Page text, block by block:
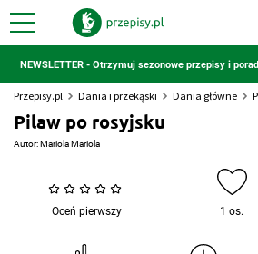
NEWSLETTER - Otrzymuj sezonowe przepisy i
Przepisy.pl Dania i przekąski Dania główne
Pilaw po rosyjsku
Autor:Mariola Mariola
Oceń pierwszy 1 os.